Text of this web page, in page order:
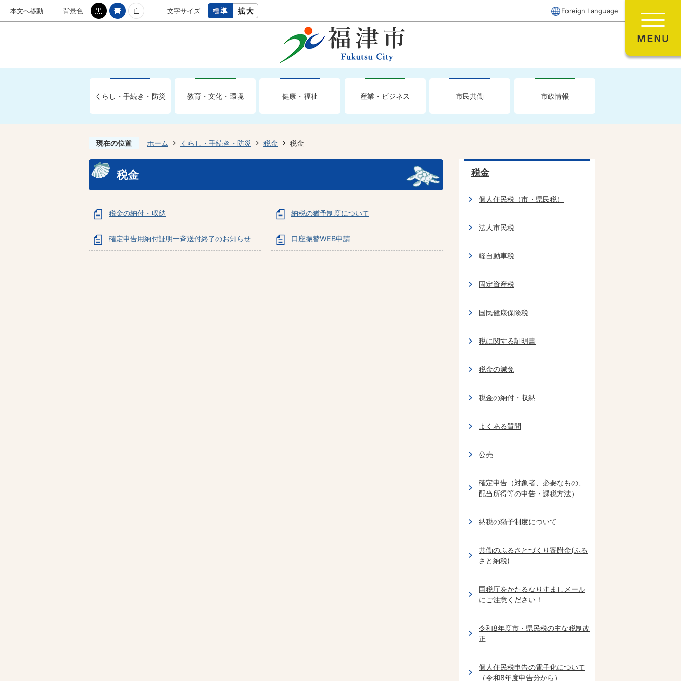
本文へ移動 背景色 文字サイズ Foreign Language
くらし・手続き・防災 教育・文化・環境 健康・福祉 産業・ビジネス 市民共働 市政情報
現在の位置 ホーム くらし・手続き・防災 税金 税金
税金
税金の納付・収納 納税の猶予制度について
確定申告用納付証明一斉送付終了のお知らせ 口座振替WEB申請
税金
個人住民税（市・県民税）
法人市民税
軽自動車税
固定資産税
国民健康保険税
税に関する証明書
税金の減免
税金の納付・収納
よくある質問
公売
確定申告（対象者、必要なもの、
配当所得等の申告・課税方法）
納税の猶予制度について
共働のふるさとづくり寄附金(ふる
さと納税)
国税庁をかたるなりすましメール
にご注意ください！
令和8年度市・県民税の主な税制改
正
個人住民税申告の電子化について
（令和8年度申告分から）